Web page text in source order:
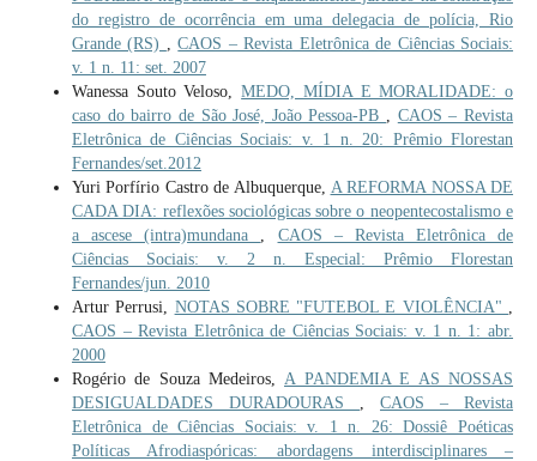
do registro de ocorrência em uma delegacia de polícia, Rio
Grande (RS)
,CAOS – Revista Eletrônica de Ciências Sociais:
v. 1 n. 11: set. 2007
Wanessa Souto Veloso,MEDO, MÍDIA E MORALIDADE: o
caso do bairro de São José, João Pessoa-PB
CAOS – Revista
Eletrônica de Ciências Sociais: v. 1 n. 20: Prêmio Florestan
Fernandes/set.2012
Yuri Porfírio Castro de Albuquerque, A REFORMA NOSSA DE
CADA DIA: reflexões sociológicas sobre o neopentecostalismo e
a ascese (intra)mundana
CAOS – Revista Eletrônica de
Ciências Sociais: v. 2 n. Especial: Prêmio Florestan
Fernandes/jun. 2010
Artur Perrusi, NOTAS SOBRE "FUTEBOL E VIOLÊNCIA"
CAOS – Revista Eletrônica de Ciências Sociais: v. 1 n. 1: abr.
2000
Rogério de Souza Medeiros, A PANDEMIA E AS NOSSAS
DESIGUALDADES DURADOURAS
,CAOS – Revista
Eletrônica de Ciências Sociais: v. 1 n. 26: Dossiê Poéticas
Políticas Afrodiaspóricas: abordagens interdisciplinares –